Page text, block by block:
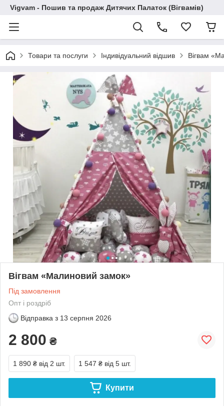
Vigvam - Пошив та продаж Дитячих Палаток (Вігвамів)
Товари та послуги Індивідуальний відшив Вігвам
Вігвам «Малиновий замок»
Під замовлення
Опт і роздріб
Відправка з 13 серпня 2026
2 800 ₴
1 890 ₴ від 2 шт. 1 547 ₴ від 5 шт.
Купити